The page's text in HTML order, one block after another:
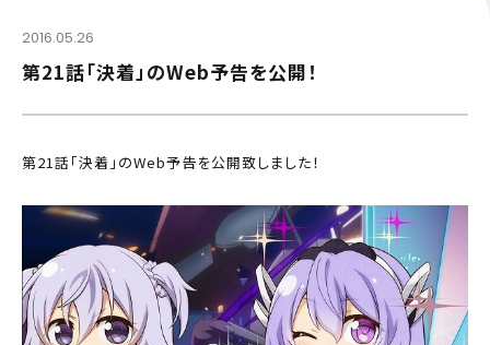
2016.05.26
第21話「決着」のWeb予告を公開！
第21話「決着」のWeb予告を公開致しました！